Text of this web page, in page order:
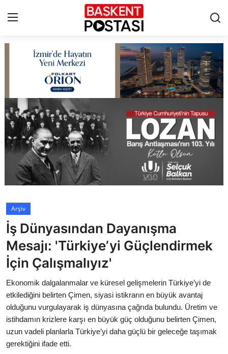
Çerez Politikası
Künye
Ankara
TBMM
Cumhurbaşkanlığı
Bakanlıklar
Siyasi Partiler
Mülki İdare
Toplum ve Yaşam
Sivil Toplum Kuruluşları
Arşiv
İş Dünyasından Dayanışma
Mesajı: 'Türkiye’yi Güçlendirmek
İçin Çalışmalıyız'
Ekonomik dalgalanmalar ve küresel gelişmelerin Türkiye’yi de
etkilediğini belirten Çimen, siyasi istikrarın en büyük avantaj
olduğunu vurgulayarak iş dünyasına çağrıda bulundu. Üretim ve
istihdamın krizlere karşı en büyük güç olduğunu belirten Çimen,
uzun vadeli planlarla Türkiye’yi daha güçlü bir geleceğe taşımak
gerektiğini ifade etti.